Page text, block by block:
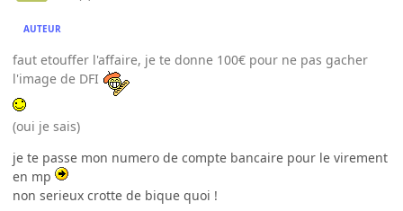
AUTEUR
faut etouffer l'affaire, je te donne 100€ pour ne pas gacher
l'image de DFI
(oui je sais)
je te passe mon numero de compte bancaire pour le virement
en mp
non serieux crotte de bique quoi !